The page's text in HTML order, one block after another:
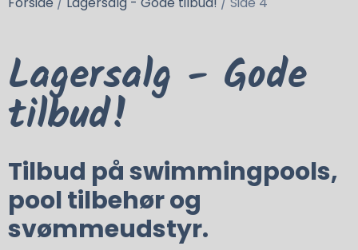
Lagersalg - Gode
tilbud!
Tilbud på swimmingpools,
pool tilbehør og
svømmeudstyr.